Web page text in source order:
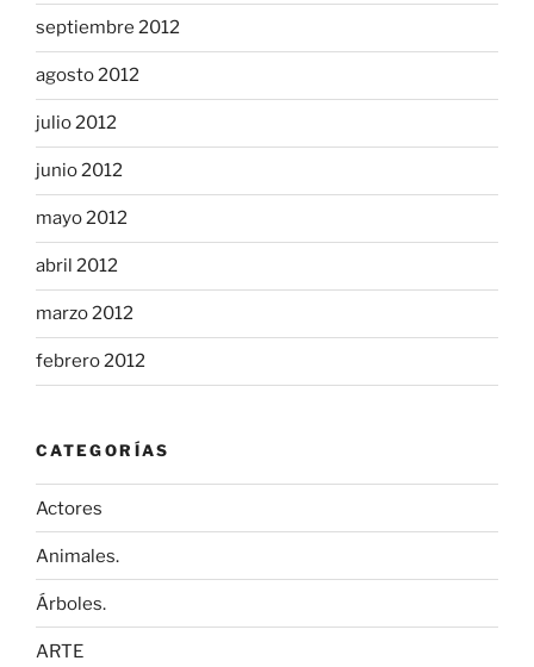
septiembre 2012
agosto 2012
julio 2012
junio 2012
mayo 2012
abril 2012
marzo 2012
febrero 2012
CATEGORÍAS
Actores
Animales.
Árboles.
ARTE